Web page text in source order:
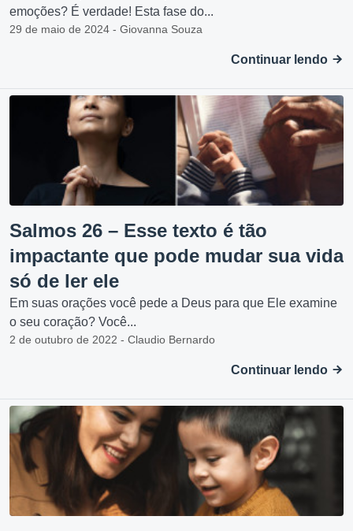
emoções? É verdade! Esta fase do...
29 de maio de 2024 - Giovanna Souza
Continuar lendo
Salmos 26 – Esse texto é tão
impactante que pode mudar sua vida
só de ler ele
Em suas orações você pede a Deus para que Ele examine
o seu coração? Você...
2 de outubro de 2022 - Claudio Bernardo
Continuar lendo